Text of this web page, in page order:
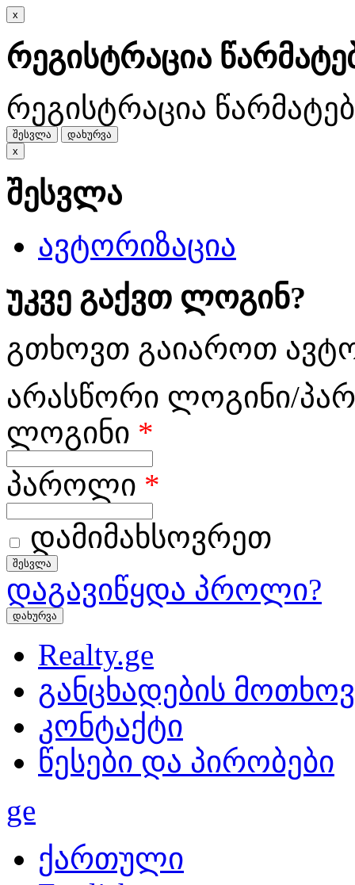
x
რეგისტრაცია
რეგისტრაცია
შესვლა
დახურვა
x
შესვლა
ავტორიზაცია
უკვე გაქვთ ლოგინ?
გთხოვთ გაიაროთ
არასწორი ლოგინი/
ლოგინი *
პაროლი *
დამიმახსოვრეთ
დაგავიწყდა პროლი?
დახურვა
Realty.ge
განცხადების
კონტაქტი
წესები და პირობები
ge
ქართული